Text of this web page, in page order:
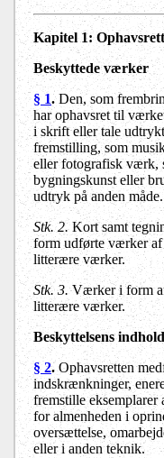
Kapitel 1:
Beskyttede værker
§ 1.Den, som
har ophavsret til
i skrift eller tale
fremstilling, som
eller fotografisk værk,
bygningskunst eller
udtryk på anden måde.
Stk. 2.Kort samt
form udførte værker af
litterære værker.
Stk. 3.Værker i form af
litterære værker.
Beskyttelsens indhold
§ 2. Ophavsretten
indskrænkninger,
fremstille
for almenheden i
oversættelse,
eller i anden teknik.